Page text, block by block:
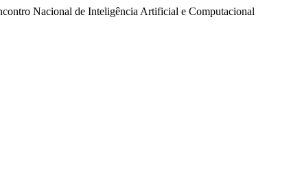
Nacional de Inteligência Artificial e Computacional